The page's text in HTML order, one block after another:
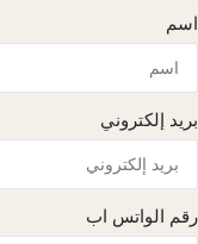
اسم
بريد إلكتروني
رقم الواتس اب